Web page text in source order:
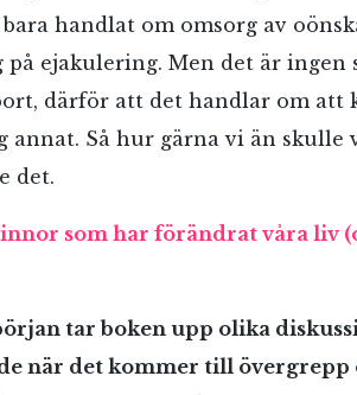
handlat om omsorg av
ejakulering. Men det är
därför att det handlar om att
annat. Så hur gärna vi än skulle
det.
som har förändrat våra liv
tar boken upp olika
när det kommer till